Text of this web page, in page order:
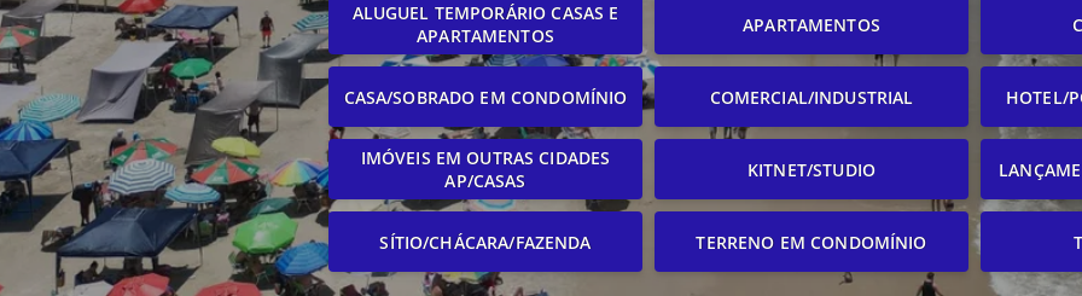
ALUGUEL TEMPORÁRIO CASAS E
APARTAMENTOS
APARTAMENTOS
CASA/SOBRADO EM CONDOMÍNIO COMERCIAL/INDUSTRIAL HOTEL/
IMÓVEIS EM OUTRAS CIDADES
AP/CASAS
KITNET/STUDIO
SÍTIO/CHÁCARA/FAZENDA TERRENO EM CONDOMÍNIO